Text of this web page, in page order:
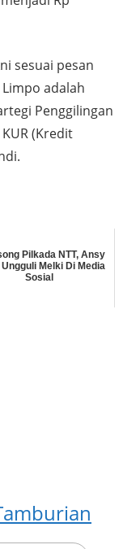
sesuai pesan
adalah
Penggilingan
(Kredit
Pilkada NTT, Ansy
Ungguli Melki Di Media
Sosial